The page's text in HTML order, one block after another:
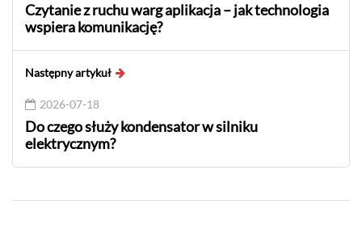
Czytanie z ruchu warg aplikacja – jak technologia
wspiera komunikację?
Następny artykuł
2026-07-18
Do czego służy kondensator w silniku
elektrycznym?